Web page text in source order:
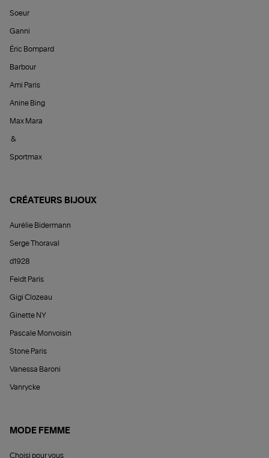
Soeur
Ganni
Éric Bompard
Barbour
Ami Paris
Anine Bing
Max Mara
&
Sportmax
CRÉATEURS BIJOUX
Aurélie Bidermann
Serge Thoraval
d1928
Feidt Paris
Gigi Clozeau
Ginette NY
Pascale Monvoisin
Stone Paris
Vanessa Baroni
Vanrycke
MODE FEMME
Choisi pour vous